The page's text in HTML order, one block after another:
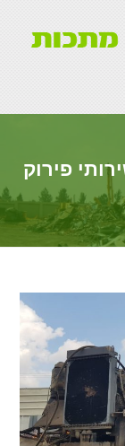
פירוק